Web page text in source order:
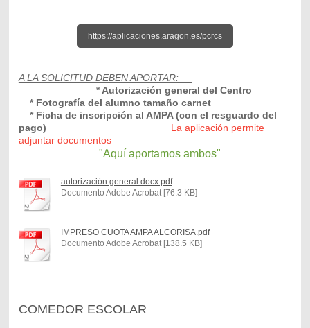
https://aplicaciones.aragon.es/pcrcs
A LA SOLICITUD DEBEN APORTAR:
* Autorización general del Centro
* Fotografía del alumno tamaño carnet
* Ficha de inscripción al AMPA (con el resguardo del
pago)
La aplicación permite
adjuntar documentos
"Aquí aportamos ambos"
autorización general.docx.pdf
Documento Adobe Acrobat [76.3 KB]
IMPRESO CUOTA AMPA ALCORISA.pdf
Documento Adobe Acrobat [138.5 KB]
COMEDOR ESCOLAR